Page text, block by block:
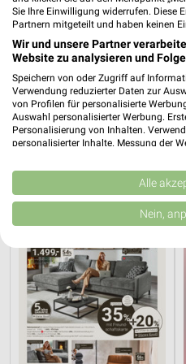
17,4 km
Angebote ab 11.07.
XXXLutz
Sie Ihre Einwilligung widerrufen. Diese
Partnern mitgeteilt und haben keinen
Wir und unsere Partner
Website zu analysieren und
Speichern von oder Zugriff auf
Verwendung reduzierter Daten zur
von Profilen für personalisierte
Auswahl personalisierter Werbung.
Personalisierung von Inhalten.
personalisierter Inhalte. Messung der
Kombinationen von Daten aus
Verbesserung der Angebote.
von Inhalten.
Daten können außerhalb der
USA gesendet werden.
Website/App.
Partnerliste anzeigen (1 IAB-
Wir nutzen Ihre Daten für folgende
IAB-Verarbeitungszwecke:
Speichern von oder Zugriff
auf einem Endgerät
Alle
Nein,